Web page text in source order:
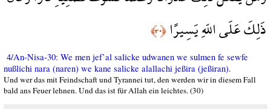
ذَلِكَ عَلَى اللّهِ يَسِيرًا﴿٣٠﴾
4/An-Nisa-30: We men jef’al salicke udwanen we sulmen fe sewfe
nußlichi nara (naren) we kane salicke alallachi jeßira (jeßiran).
Und wer das mit Feindschaft und Tyrannei tut, den werden wir in diesem Fall
bald ans Feuer lehnen. Und das ist für Allah ein leichtes. (30)